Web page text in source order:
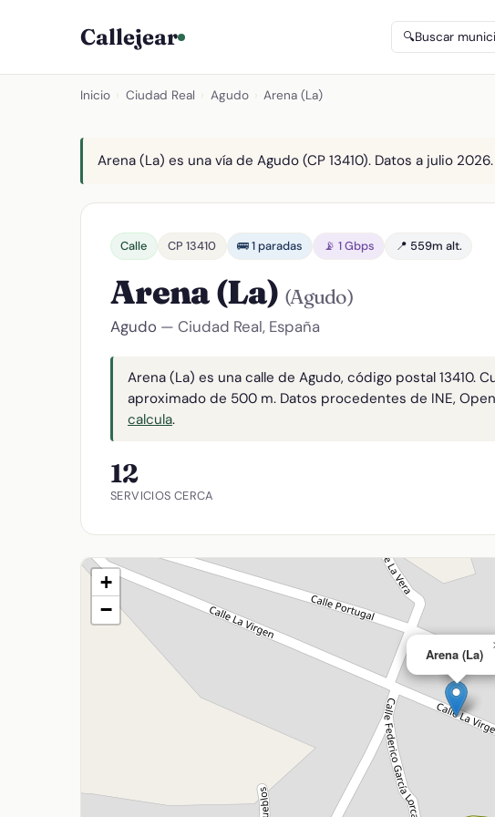
Callejear 🔍Buscar
Inicio Ciudad Real Agudo Arena (La)
Arena (La) es una vía de Agudo (CP 13410). Datos a julio 2026.
Calle CP 13410 🚌 1 paradas 📡 1 Gbps 📍 559m alt.
Arena (La) (Agudo)
Agudo — Ciudad Real, España
Arena (La) es una calle de Agudo, código postal 13410.
aproximado de 500 m. Datos procedentes de INE,
calcula.
12
SERVICIOS CERCA
Arena (La)
+
−